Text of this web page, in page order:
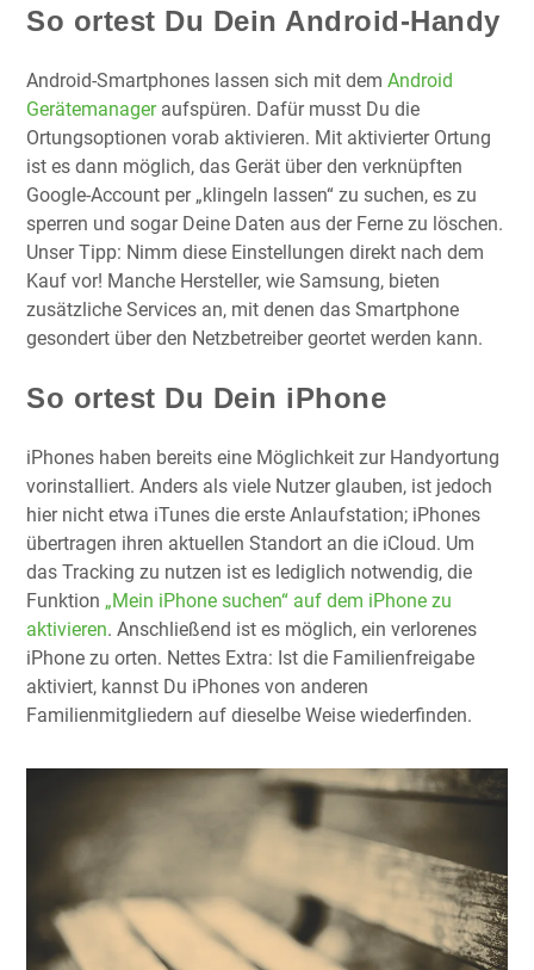
So ortest Du Dein Android-Handy
Android-Smartphones lassen sich mit dem Android
Gerätemanageraufspüren. Dafür musst Du die
Ortungsoptionen vorab aktivieren. Mit aktivierter Ortung
ist es dann möglich, das Gerät über den verknüpften
Google-Account per „klingeln lassen“ zu suchen, es zu
sperren und sogar Deine Daten aus der Ferne zu löschen.
Unser Tipp: Nimm diese Einstellungen direkt nach dem
Kauf vor! Manche Hersteller, wie Samsung, bieten
zusätzliche Services an, mit denen das Smartphone
gesondert über den Netzbetreiber geortet werden kann.
So ortest Du Dein iPhone
iPhones haben bereits eine Möglichkeit zur Handyortung
vorinstalliert. Anders als viele Nutzer glauben, ist jedoch
hier nicht etwa iTunes die erste Anlaufstation; iPhones
übertragen ihren aktuellen Standort an die iCloud. Um
das Tracking zu nutzen ist es lediglich notwendig, die
Funktion „Mein iPhone suchen“ auf dem iPhone zu
aktivieren. Anschließend ist es möglich, ein verlorenes
iPhone zu orten. Nettes Extra: Ist die Familienfreigabe
aktiviert, kannst Du iPhones von anderen
Familienmitgliedern auf dieselbe Weise wiederfinden.